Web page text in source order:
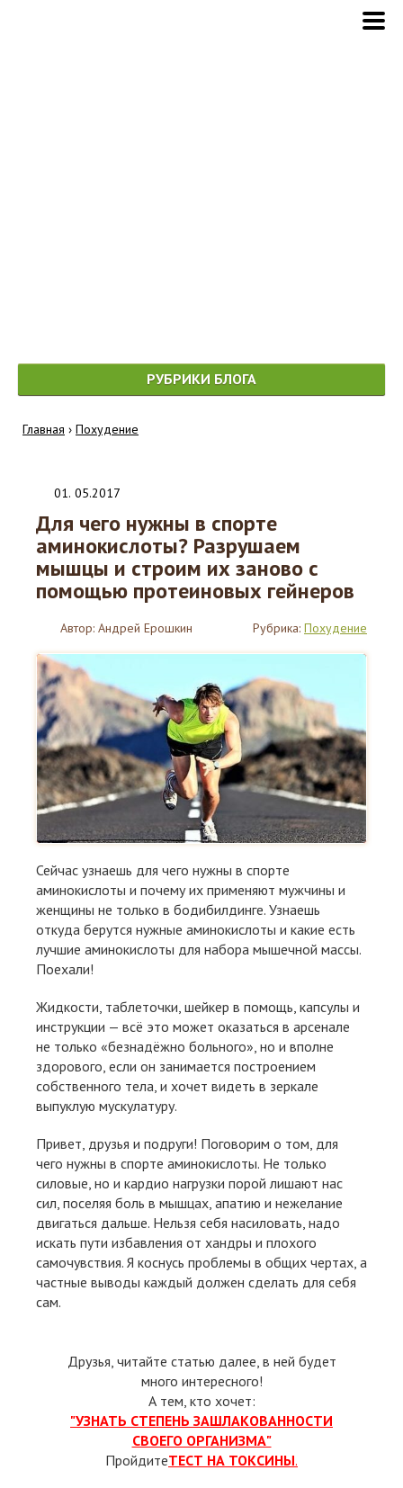
РУБРИКИ БЛОГА
Главная › Похудение
01. 05.2017
Для чего нужны в спорте
аминокислоты? Разрушаем
мышцы и строим их заново с
помощью протеиновых гейнеров
Автор: Андрей Ерошкин Рубрика: Похудение
Сейчас узнаешь для чего нужны в спорте
аминокислоты и почему их применяют мужчины и
женщины не только в бодибилдинге. Узнаешь
откуда берутся нужные аминокислоты и какие есть
лучшие аминокислоты для набора мышечной массы.
Поехали!
Жидкости, таблеточки, шейкер в помощь, капсулы и
инструкции — всё это может оказаться в арсенале
не только «безнадёжно больного», но и вполне
здорового, если он занимается построением
собственного тела, и хочет видеть в зеркале
выпуклую мускулатуру.
Привет, друзья и подруги! Поговорим о том, для
чего нужны в спорте аминокислоты. Не только
силовые, но и кардио нагрузки порой лишают нас
сил, поселяя боль в мышцах, апатию и нежелание
двигаться дальше. Нельзя себя насиловать, надо
искать пути избавления от хандры и плохого
самочувствия. Я коснусь проблемы в общих чертах, а
частные выводы каждый должен сделать для себя
сам.
Друзья, читайте статью далее, в ней будет
много интересного!
А тем, кто хочет:
"УЗНАТЬ СТЕПЕНЬ ЗАШЛАКОВАННОСТИ
СВОЕГО ОРГАНИЗМА"
ПройдитеТЕСТ НА ТОКСИНЫ.